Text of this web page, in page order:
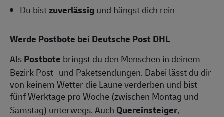
Du bistzuverlässigund hängst dich rein
Werde Postbote bei Deutsche Post DHL
AlsPostbote bringst du den Menschen in deinem
Bezirk Post- und Paketsendungen. Dabei lässt du dir
von keinem Wetter die Laune verderben und bist
fünf Werktage pro Woche (zwischen Montag und
Samstag) unterwegs. Auch Quereinsteiger,